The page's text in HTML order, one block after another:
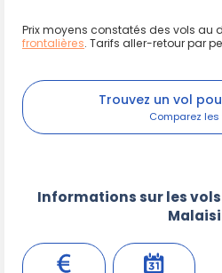
Prix moyens constatés des vols au
frontalières. Tarifs aller-retour par
Trouvez un vol
Informations sur les